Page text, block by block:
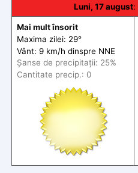
Luni, 17 august:
Mai mult însorit
Maxima zilei: 29°
Vânt: 9 km/h dinspre NNE
Șanse de precipitații: 25%
Cantitate precip.: 0